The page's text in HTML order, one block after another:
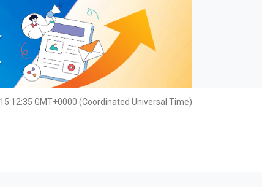
GMT+0000 (Coordinated Universal Time)
灼見活動 關於我們